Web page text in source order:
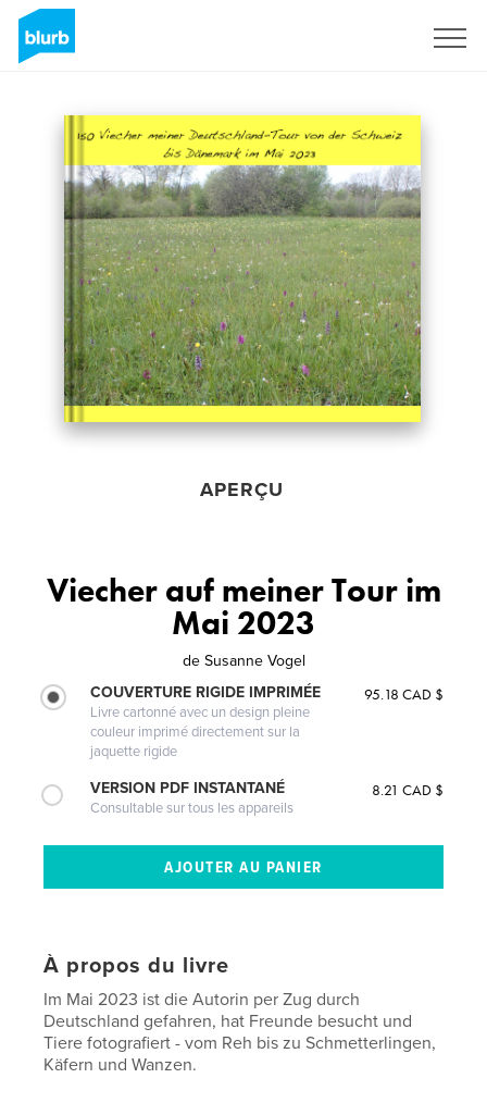
APERÇU
Viecher auf meiner Tour im
Mai 2023
de Susanne Vogel
COUVERTURE RIGIDE IMPRIMÉE
Livre cartonné avec un design pleine
couleur imprimé directement sur la
jaquette rigide
95.18 CAD $
VERSION PDF INSTANTANÉ
Consultable sur tous les appareils
8.21 CAD $
À propos du livre
Im Mai 2023 ist die Autorin per Zug durch
Deutschland gefahren, hat Freunde besucht und
Tiere fotografiert - vom Reh bis zu Schmetterlingen,
Käfern und Wanzen.